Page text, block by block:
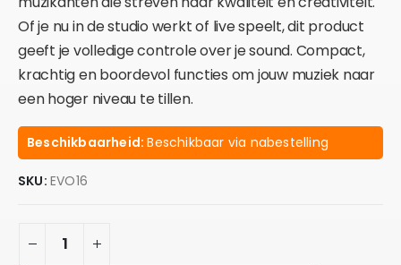
Of je nu in de studio werkt of live speelt, dit product
geeft je volledige controle over je sound. Compact,
krachtig en boordevol functies om jouw muziek naar
een hoger niveau te tillen.
Beschikbaarheid:Beschikbaar via nabestelling
SKU: EVO16